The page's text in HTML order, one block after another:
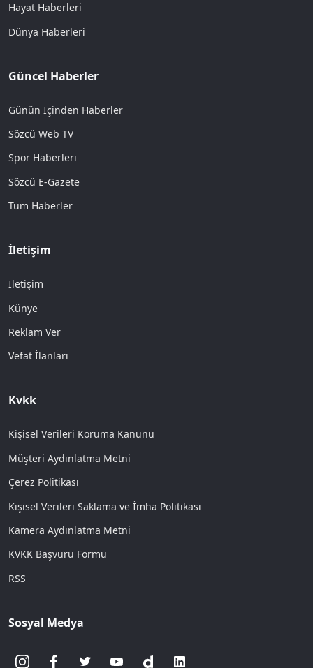
Hayat Haberleri
Dünya Haberleri
Güncel Haberler
Günün İçinden Haberler
Sözcü Web TV
Spor Haberleri
Sözcü E-Gazete
Tüm Haberler
İletişim
İletişim
Künye
Reklam Ver
Vefat İlanları
Kvkk
Kişisel Verileri Koruma Kanunu
Müşteri Aydınlatma Metni
Çerez Politikası
Kişisel Verileri Saklama ve İmha Politikası
Kamera Aydınlatma Metni
KVKK Başvuru Formu
RSS
Sosyal Medya